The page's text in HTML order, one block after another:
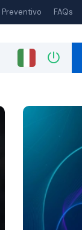
Preventivo FAQs